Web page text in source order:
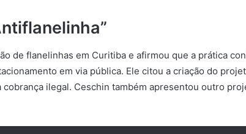
de flanelinhas em Curitiba e afirmou que a prática
em via pública. Ele citou a criação do
ilegal. Ceschin também apresentou outro